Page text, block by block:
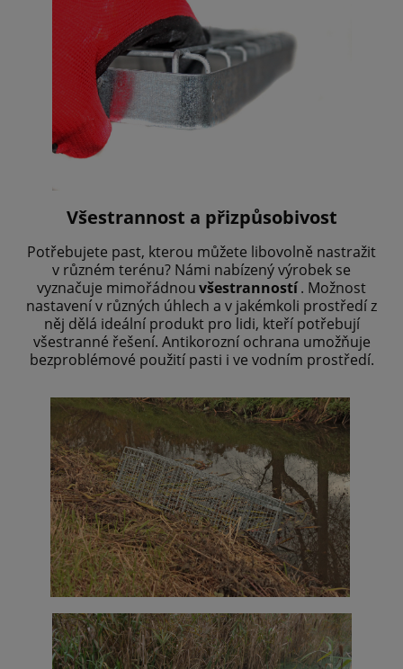
Všestrannost a přizpůsobivost
Potřebujete past, kterou můžete libovolně nastražit
v různém terénu? Námi nabízený výrobek se
vyznačuje mimořádnouvšestranností. Možnost
nastavení v různých úhlech a v jakémkoli prostředí z
něj dělá ideální produkt pro lidi, kteří potřebují
všestranné řešení. Antikorozní ochrana umožňuje
bezproblémové použití pasti i ve vodním prostředí.